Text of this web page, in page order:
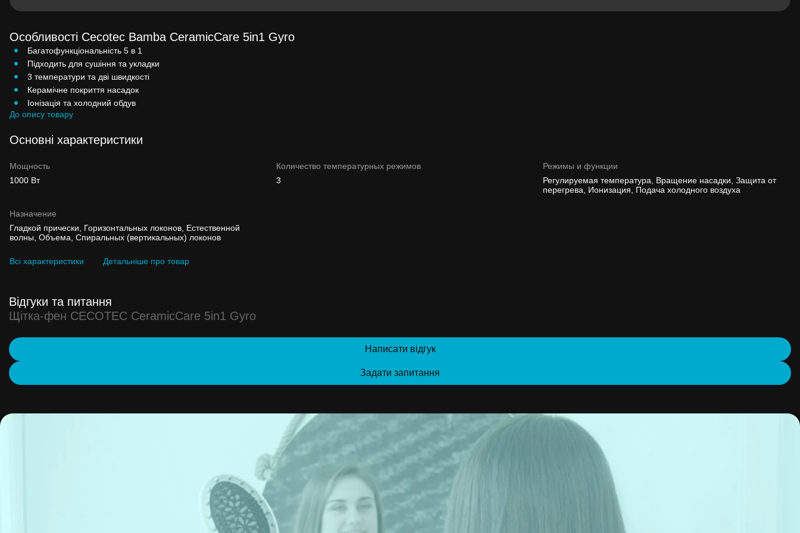
Особливості Cecotec Bamba CeramicCare 5in1 Gyro
Багатофункціональність 5 в 1
Підходить для сушіння та укладки
3 температури та дві швидкості
Керамічне покриття насадок
Іонізація та холодний обдув
До опису товару
Основні характеристики
Мощность
1000 Вт
Количество температурных режимов
3
Режимы и функции
Регулируемая температура, Вращение насадки, Защита от
перегрева, Ионизация, Подача холодного воздуха
Назначение
Гладкой прически, Горизонтальных локонов, Естественной
волны, Объема, Спиральных (вертикальных) локонов
Всі характеристики Детальніше про товар
Відгуки та питання
Щітка-фен CECOTEC CeramicCare 5in1 Gyro
Написати відгук
Задати запитання